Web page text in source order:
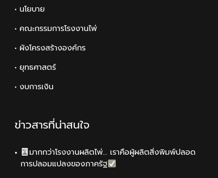
• นโยบาย
• คณะกรรมการโรงงานไพ่
• ผังโครงสร้างองค์กร
• ยุทธศาสตร์
• งบการเงิน
ข่าวสารที่น่าสนใจ
มากกว่าโรงงานผลิตไพ่… เราคือผู้ผลิตสิ่งพิมพ์ปลอด
การปลอมแปลงของภาครัฐ